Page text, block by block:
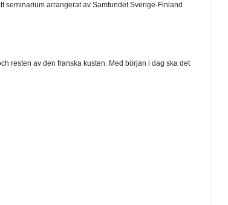
seminarium arrangerat av Samfundet Sverige-Finland
resten av den franska kusten. Med början i dag ska det